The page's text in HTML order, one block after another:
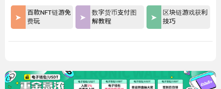
百款NFT链游免
费玩
数字货币支付图
解教程
区块链游戏获利
技巧